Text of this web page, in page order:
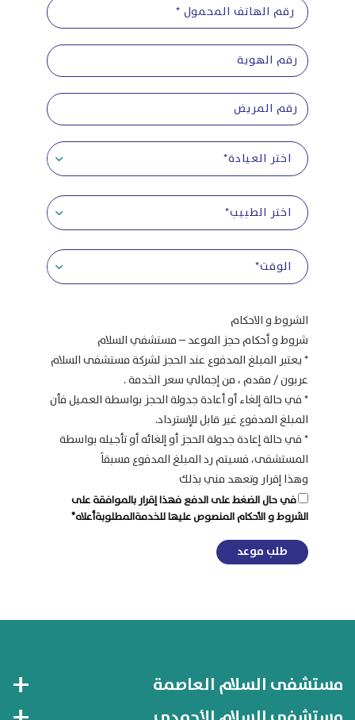
اختر العيادة*
اختر الطبيب*
الوقت*
الشروط و الاحكام
شروط و أحكام حجز الموعد – مستشفي السلام
* يعتبر المبلغ المدفوع عند الحجز لشركة مستشفى السلام
عربون / مقدم ، من إجمالي سعر الخدمة .
* في حالة إلغاء أو أعادة جدولة الحجز بواسطة العميل فأن
المبلغ المدفوع غير قابل للإسترداد.
* في حالة إعادة جدولة الحجز أو إلغائه أو تأجيله بواسطة
المستشفى، فسيتم رد المبلغ المدفوع مسبقاً
وهذا إقرار وتعهد مني بذلك
في حال الضغط على الدفع فهذا إقرار بالموافقة على
الشروط و الأحكام المنصوص عليها للخدمةالمطلوبةأعلاه*
مستشفى السلام العاصمة